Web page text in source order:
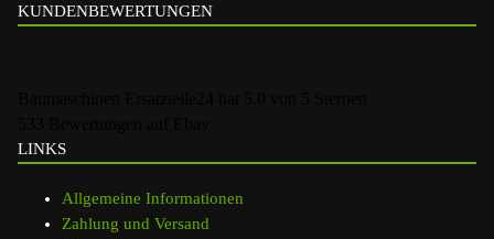
KUNDENBEWERTUNGEN
LINKS
Allgemeine Informationen
Zahlung und Versand